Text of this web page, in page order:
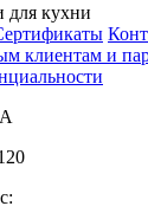
для кухни
клиентам и